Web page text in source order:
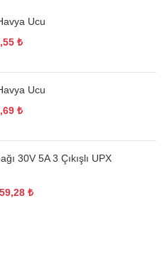
Ucu
₺
Ucu
₺
30V 5A 3 Çıkışlı UPX
₺